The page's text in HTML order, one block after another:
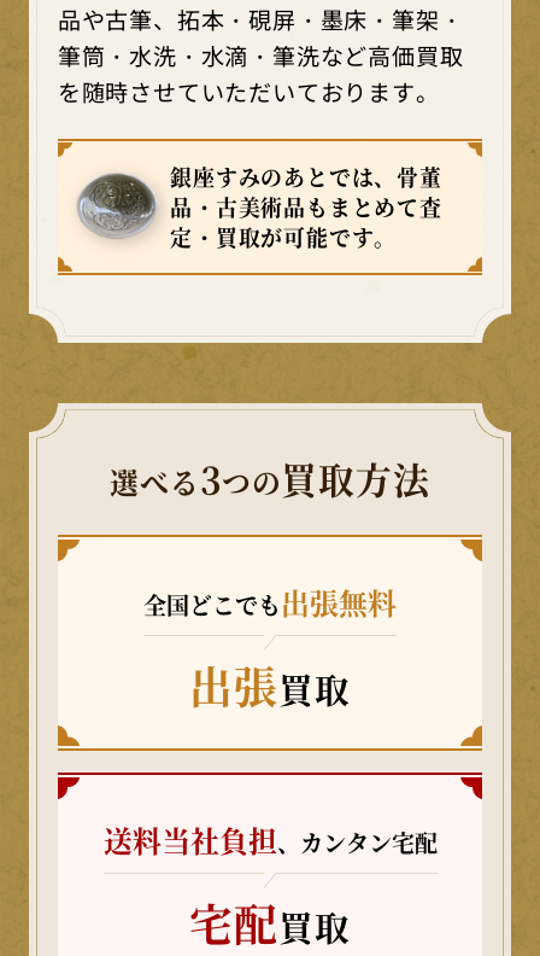
品や古筆、拓本・硯屏・墨床・筆架・
筆筒・水洗・水滴・筆洗など高価買取
を随時させていただいております。
銀座すみのあとでは、骨董
品・古美術品もまとめて査
定・買取が可能です。
選べる3つの買取方法
全国どこでも出張無料
出張買取
送料当社負担、カンタン宅配
宅配買取